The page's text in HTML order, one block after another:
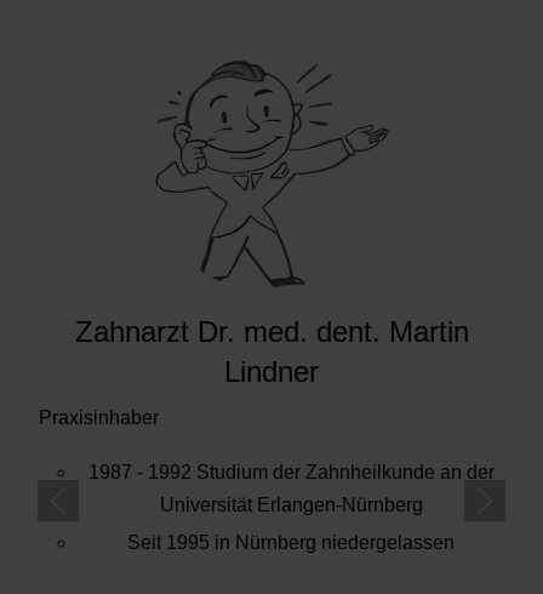
Zahnarzt Dr. med. dent. Martin
Lindner
Praxisinhaber
1987 - 1992 Studium der Zahnheilkunde an der
Universität Erlangen-Nürnberg
Seit 1995 in Nürnberg niedergelassen